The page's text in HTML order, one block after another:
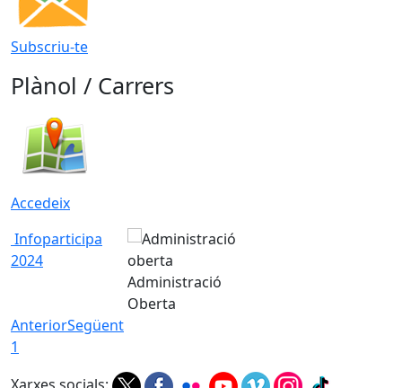
Subscriu-te
Plànol / Carrers
Accedeix
Infoparticipa
2024
Administració
Oberta
AnteriorSegüent
1